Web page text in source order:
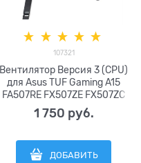
107321
Вентилятор Версия 3 (CPU)
для Asus TUF Gaming A15
FA507RE FX507ZE FX507ZC
FA507RC / Gaming A17
FA707RE FX707ZC FX707ZE
DFS5K22B05673J FP82 DC5V
0/5A (4pin) 13NR09M0T01011
1 750 руб.
ДОБАВИТЬ